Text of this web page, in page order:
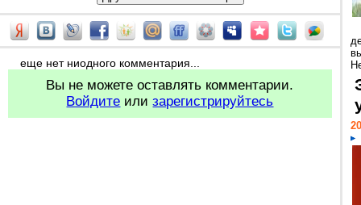
еще нет ниодного комментария...
Вы не можете оставлять комментарии.
Войдите илизарегистрируйтесь